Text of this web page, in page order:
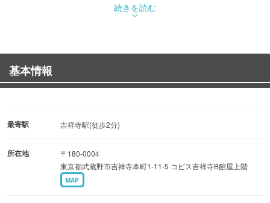
続きを読む
基本情報
最寄駅 吉祥寺駅(徒歩2分)
所在地
〒180-0004
東京都武蔵野市吉祥寺本町1-11-5 コピス吉祥寺B館屋上階
MAP